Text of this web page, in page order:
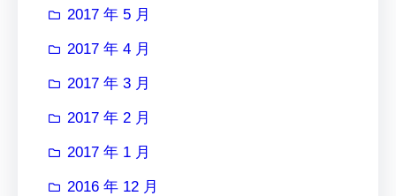
2017 年 5 月
2017 年 4 月
2017 年 3 月
2017 年 2 月
2017 年 1 月
2016 年 12 月